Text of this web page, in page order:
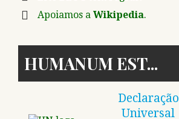
Apoiamos a Wikipedia.
HUMANUM EST
Declaração
Universal